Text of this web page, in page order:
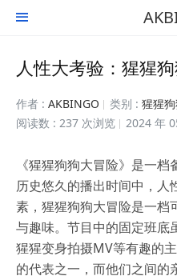

人性大考验：猩猩
作者 : AKBINGO 类别 : 猩猩
阅读数 : 237 次浏览
2024 年
《猩猩狗狗大冒险》是一
历史悠久的播出时间中，人
素，猩猩狗狗大冒险是一档
与趣味。节目中的固定班底
猩猩变身拍摄MV等有趣的
的代表之一，而他们之间的